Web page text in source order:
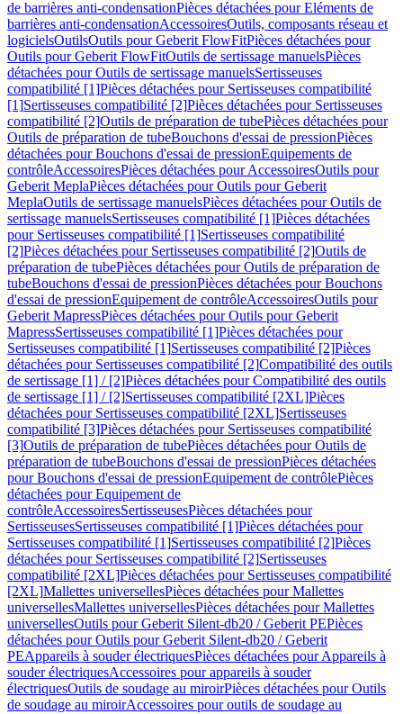
de barrières anti-condensationPièces détachées pour Eléments de
barrières anti-condensationAccessoiresOutils, composants réseau et
logicielsOutilsOutils pour Geberit FlowFitPièces détachées pour
Outils pour Geberit FlowFitOutils de sertissage manuelsPièces
détachées pour Outils de sertissage manuelsSertisseuses
compatibilité [1]Pièces détachées pour Sertisseuses compatibilité
[1]Sertisseuses compatibilité [2]Pièces détachées pour Sertisseuses
compatibilité [2]Outils de préparation de tubePièces détachées pour
Outils de préparation de tubeBouchons d'essai de pressionPièces
détachées pour Bouchons d'essai de pressionEquipements de
contrôleAccessoiresPièces détachées pour AccessoiresOutils pour
Geberit MeplaPièces détachées pour Outils pour Geberit
MeplaOutils de sertissage manuelsPièces détachées pour Outils de
sertissage manuelsSertisseuses compatibilité [1]Pièces détachées
pour Sertisseuses compatibilité [1]Sertisseuses compatibilité
[2]Pièces détachées pour Sertisseuses compatibilité [2]Outils de
préparation de tubePièces détachées pour Outils de préparation de
tubeBouchons d'essai de pressionPièces détachées pour Bouchons
d'essai de pressionEquipement de contrôleAccessoiresOutils pour
Geberit MapressPièces détachées pour Outils pour Geberit
MapressSertisseuses compatibilité [1]Pièces détachées pour
Sertisseuses compatibilité [1]Sertisseuses compatibilité [2]Pièces
détachées pour Sertisseuses compatibilité [2]Compatibilité des outils
de sertissage [1] / [2]Pièces détachées pour Compatibilité des outils
de sertissage [1] / [2]Sertisseuses compatibilité [2XL]Pièces
détachées pour Sertisseuses compatibilité [2XL]Sertisseuses
compatibilité [3]Pièces détachées pour Sertisseuses compatibilité
[3]Outils de préparation de tubePièces détachées pour Outils de
préparation de tubeBouchons d'essai de pressionPièces détachées
pour Bouchons d'essai de pressionEquipement de contrôlePièces
détachées pour Equipement de
contrôleAccessoiresSertisseusesPièces détachées pour
SertisseusesSertisseuses compatibilité [1]Pièces détachées pour
Sertisseuses compatibilité [1]Sertisseuses compatibilité [2]Pièces
détachées pour Sertisseuses compatibilité [2]Sertisseuses
compatibilité [2XL]Pièces détachées pour Sertisseuses compatibilité
[2XL]Mallettes universellesPièces détachées pour Mallettes
universellesMallettes universellesPièces détachées pour Mallettes
universellesOutils pour Geberit Silent-db20 / Geberit PEPièces
détachées pour Outils pour Geberit Silent-db20 / Geberit
PEAppareils à souder électriquesPièces détachées pour Appareils à
souder électriquesAccessoires pour appareils à souder
électriquesOutils de soudage au miroirPièces détachées pour Outils
de soudage au miroirAccessoires pour outils de soudage au